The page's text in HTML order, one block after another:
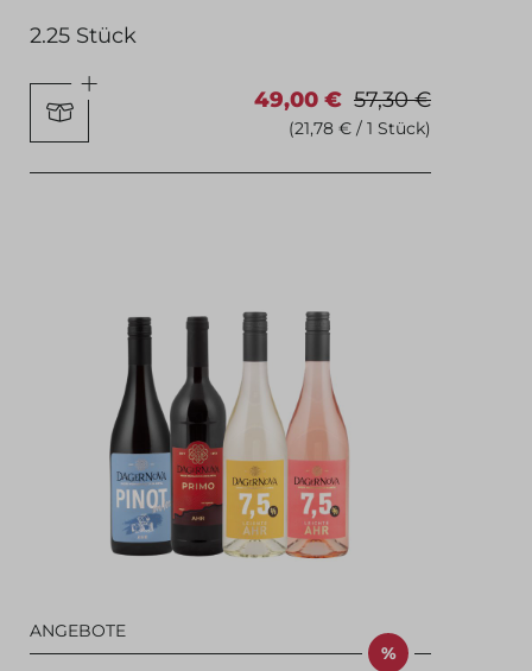
2.25 Stück
49,00 € 57,30 €
(21,78 € / 1 Stück)
ANGEBOTE
%